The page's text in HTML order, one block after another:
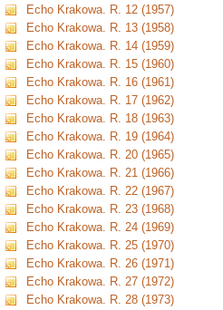
Echo Krakowa. R. 12 (1957)
Echo Krakowa. R. 13 (1958)
Echo Krakowa. R. 14 (1959)
Echo Krakowa. R. 15 (1960)
Echo Krakowa. R. 16 (1961)
Echo Krakowa. R. 17 (1962)
Echo Krakowa. R. 18 (1963)
Echo Krakowa. R. 19 (1964)
Echo Krakowa. R. 20 (1965)
Echo Krakowa. R. 21 (1966)
Echo Krakowa. R. 22 (1967)
Echo Krakowa. R. 23 (1968)
Echo Krakowa. R. 24 (1969)
Echo Krakowa. R. 25 (1970)
Echo Krakowa. R. 26 (1971)
Echo Krakowa. R. 27 (1972)
Echo Krakowa. R. 28 (1973)